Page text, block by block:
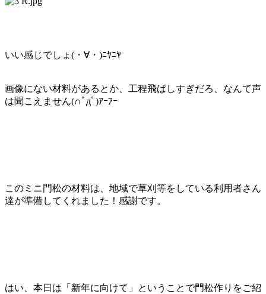
いい感じでしょ(・∀・)ﾆﾔﾆﾔ
画像にない材料があるとか、工程飛ばしすぎだろ、なんて声
は聞こえません(∩ﾟдﾟ)ｱｰｱｰ
このミニ門松の材料は、地域で草刈等をしている利用者さん
達が準備してくれました！感謝です。
はい、本日は「新年に向けて」ということで門松作りをご紹